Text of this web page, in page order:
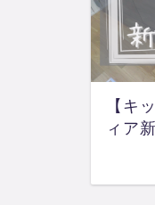
【キ
ィア